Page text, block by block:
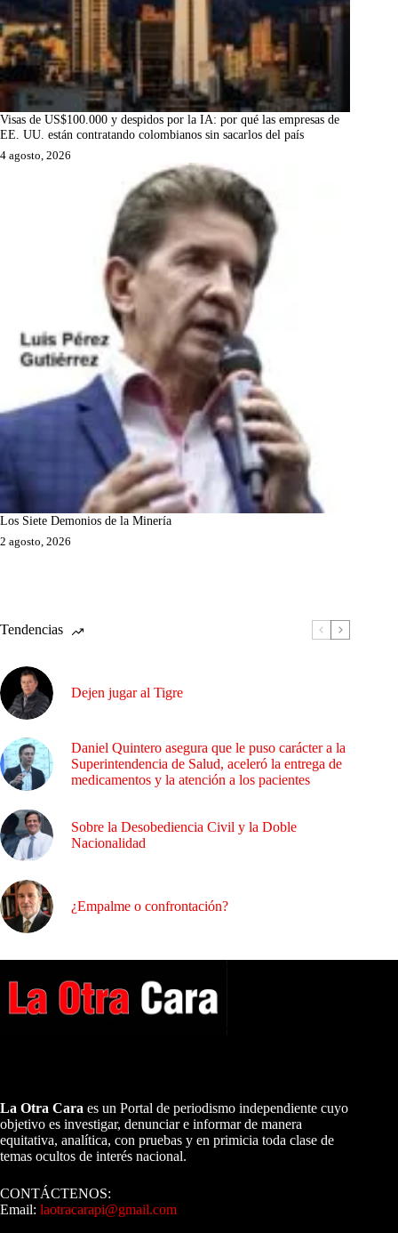
Visas de US$100.000 y despidos por la IA: por qué las empresas de
EE. UU. están contratando colombianos sin sacarlos del país
4 agosto, 2026
Los Siete Demonios de la Minería
2 agosto, 2026
Tendencias
Dejen jugar al Tigre
Daniel Quintero asegura que le puso carácter a la
Superintendencia de Salud, aceleró la entrega de
medicamentos y la atención a los pacientes
Sobre la Desobediencia Civil y la Doble
Nacionalidad
¿Empalme o confrontación?
La Otra Cara es un Portal de periodismo independiente cuyo
objetivo es investigar, denunciar e informar de manera
equitativa, analítica, con pruebas y en primicia toda clase de
temas ocultos de interés nacional.
CONTÁCTENOS:
Email: laotracarapi@gmail.com